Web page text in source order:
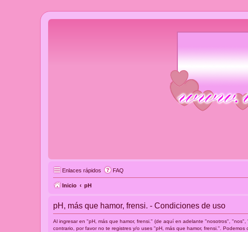
Enlaces rápidos FAQ
Inicio pH
pH, más que hamor, frensi. - Condiciones de uso
Al ingresar en "pH, más que hamor, frensi." (de aquí en adelante "nosotros",
contrario, por favor no te registres y/o uses "pH, más que hamor, frensi.".